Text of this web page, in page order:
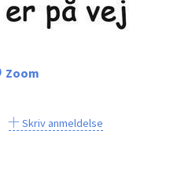
Zoom
Skriv anmeldelse